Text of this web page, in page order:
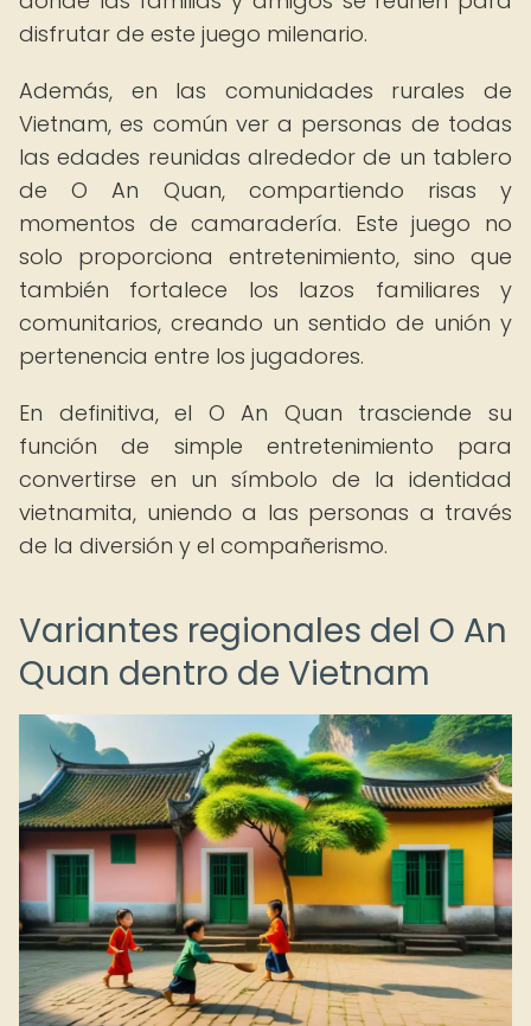
disfrutar de este juego milenario.
Además, en las comunidades rurales de
Vietnam, es común ver a personas de todas
las edades reunidas alrededor de un tablero
de O An Quan, compartiendo risas y
momentos de camaradería. Este juego no
solo proporciona entretenimiento, sino que
también fortalece los lazos familiares y
comunitarios, creando un sentido de unión y
pertenencia entre los jugadores.
En definitiva, el O An Quan trasciende su
función de simple entretenimiento para
convertirse en un símbolo de la identidad
vietnamita, uniendo a las personas a través
de la diversión y el compañerismo.
Variantes regionales del O An
Quan dentro de Vietnam